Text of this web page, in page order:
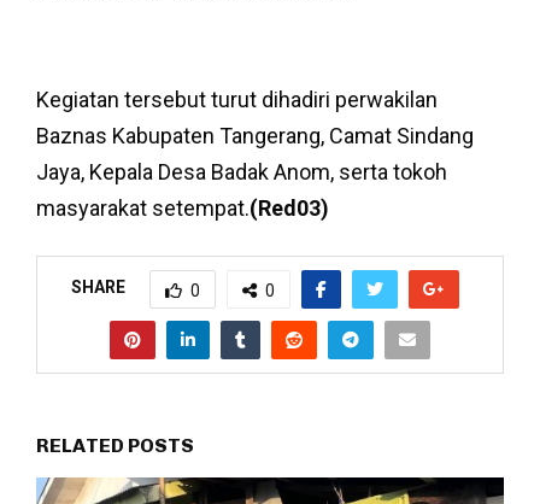
Kegiatan tersebut turut dihadiri perwakilan
Baznas Kabupaten Tangerang, Camat Sindang
Jaya, Kepala Desa Badak Anom, serta tokoh
masyarakat setempat.(Red03)
SHARE 0 0
RELATED POSTS